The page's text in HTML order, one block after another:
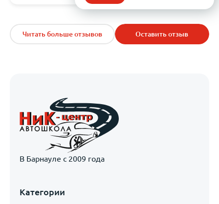
Читать больше отзывов Оставить отзыв
В Барнауле с 2009 года
Категории